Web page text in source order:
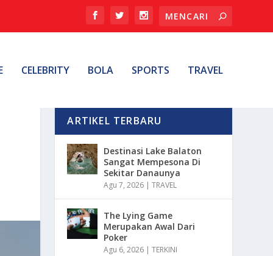
CELEBRITY BOLA SPORTS TRAVEL
ARTIKEL TERBARU
Destinasi Lake Balaton
Sangat Mempesona Di
Sekitar Danaunya
Agu 7, 2026 |TRAVEL
The Lying Game
Merupakan Awal Dari
Poker
Agu 6, 2026 |TERKINI